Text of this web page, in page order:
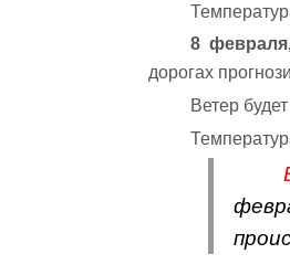
8
дорогах
Ветер